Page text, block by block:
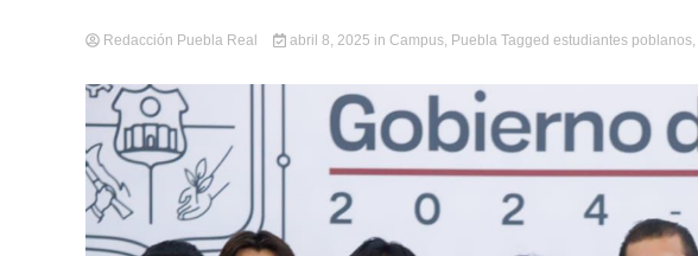
Redacción Puebla Real abril 8, 2025 in Campus, Puebla Tagged estudiantes poblanos,